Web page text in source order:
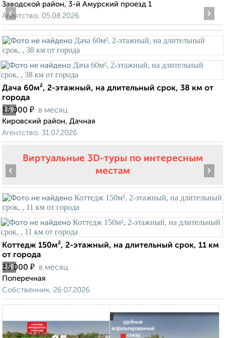
Заводской район, 3-й Амурский проезд 1
Агентство, 05.08.2026
2/8
‹ ›
Дача 60м², 2-этажный, на длительный срок, 38 км от
города
15 000 ₽ в месяц
Кировский район, Дачная
Агентство, 31.07.2026
Виртуальные 3D-туры по интересным
местам
2/8
‹ ›
Коттедж 150м², 2-этажный, на длительный срок, 11 км
от города
35 000 ₽ в месяц
Поперечная
Собственник, 26.07.2026